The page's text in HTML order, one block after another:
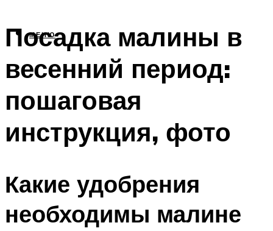
МЕНЮ
Посадка малины в
весенний период:
пошаговая
инструкция, фото
Какие удобрения
необходимы малине